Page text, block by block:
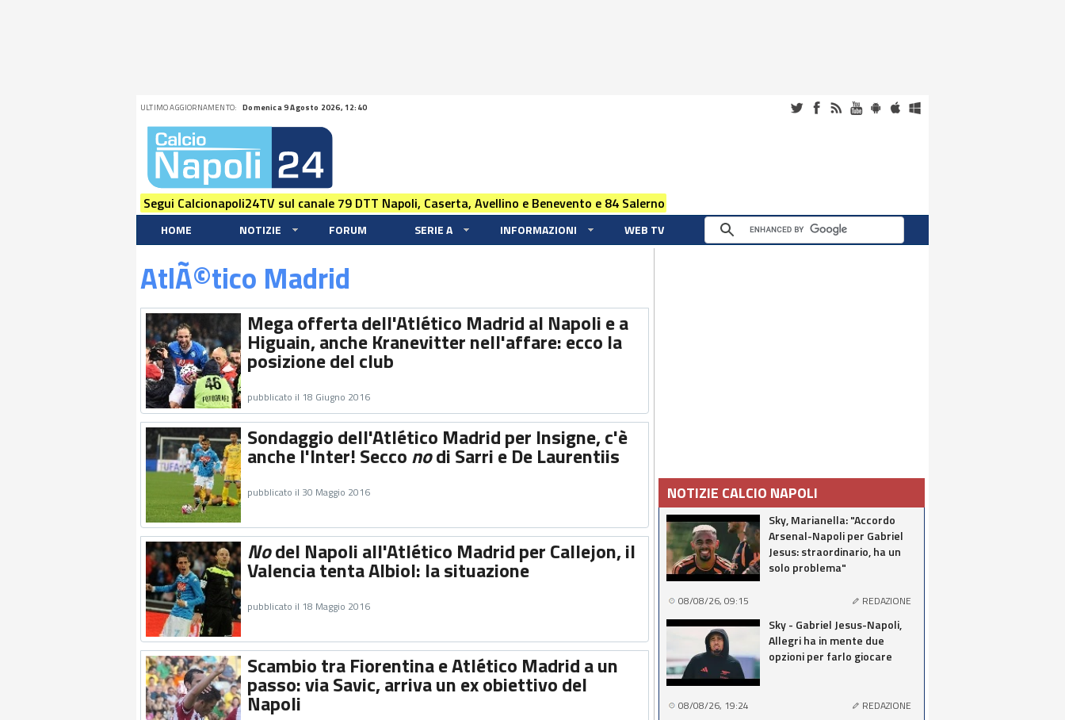
ULTIMO AGGIORNAMENTO: Domenica 9 Agosto 2026, 12:40
Segui Calcionapoli24TV sul canale 79 DTT Napoli, Caserta, Avellino e Benevento e 84 Salerno
HOME NOTIZIE FORUM SERIE A INFORMAZIONI WEB TV
AtlÃ©tico Madrid
Mega offerta dell'Atlético Madrid al Napoli e a
Higuain, anche Kranevitter nell'affare: ecco la
posizione del club
pubblicato il 18 Giugno 2016
Sondaggio dell'Atlético Madrid per Insigne, c'è
anche l'Inter! Secconodi Sarri e De Laurentiis
pubblicato il 30 Maggio 2016
Nodel Napoli all'Atlético Madrid per Callejon, il
Valencia tenta Albiol: la situazione
pubblicato il 18 Maggio 2016
Scambio tra Fiorentina e Atlético Madrid a un
passo: via Savic, arriva un ex obiettivo del
Napoli
NOTIZIE CALCIO NAPOLI
Sky, Marianella: "Accordo
Arsenal-Napoli per Gabriel
Jesus: straordinario, ha un
solo problema"
08/08/26, 09:15 REDAZIONE
Sky - Gabriel Jesus-Napoli,
Allegri ha in mente due
opzioni per farlo giocare
08/08/26, 19:24 REDAZIONE